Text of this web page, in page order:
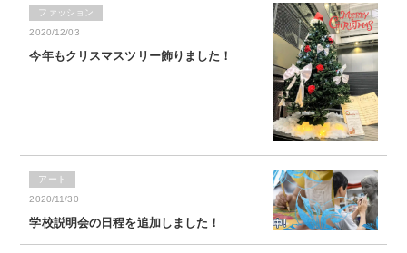
ファッション
2020/12/03
今年もクリスマスツリー飾りました！
アート
2020/11/30
学校説明会の日程を追加しました！